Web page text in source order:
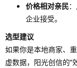
价格相对亲民
企业接受。
选型建议
如果你是本地商家、
虚数据，阳光创信的"